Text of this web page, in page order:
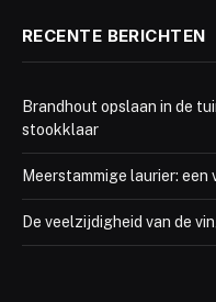
RECENTE BERICHTEN
Brandhout opslaan in de
stookklaar
Meerstammige laurier:
De veelzijdigheid van de